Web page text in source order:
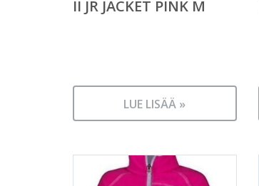
II JR JACKET PINK M
LUE LISÄÄ »